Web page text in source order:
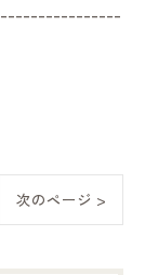
次のページ >